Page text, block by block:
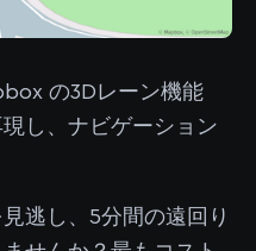
の3Dレーン機能
し、ナビゲーション
逃し、5分間の遠回り